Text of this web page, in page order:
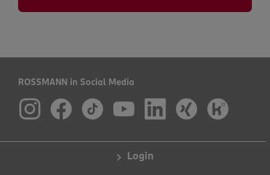
ROSSMANN in Social Media
Login